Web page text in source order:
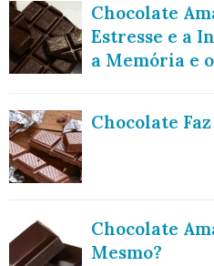
Chocolate
Estresse e a
a Memória e
Chocolate
Chocolate
Mesmo?